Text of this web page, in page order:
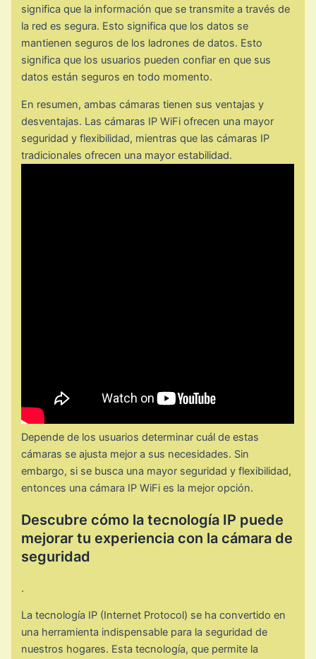
significa que la información que se transmite a través de
la red es segura. Esto significa que los datos se
mantienen seguros de los ladrones de datos. Esto
significa que los usuarios pueden confiar en que sus
datos están seguros en todo momento.
En resumen, ambas cámaras tienen sus ventajas y
desventajas. Las cámaras IP WiFi ofrecen una mayor
seguridad y flexibilidad, mientras que las cámaras IP
tradicionales ofrecen una mayor estabilidad.
Depende de los usuarios determinar cuál de estas
cámaras se ajusta mejor a sus necesidades. Sin
embargo, si se busca una mayor seguridad y flexibilidad,
entonces una cámara IP WiFi es la mejor opción.
Descubre cómo la tecnología IP puede
mejorar tu experiencia con la cámara de
seguridad
.
La tecnología IP (Internet Protocol) se ha convertido en
una herramienta indispensable para la seguridad de
nuestros hogares. Esta tecnología, que permite la